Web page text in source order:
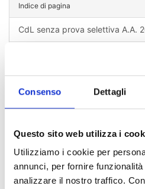
Consenso Dettagli
Questo sito web utilizza i
Utilizziamo i cookie per
annunci, per fornire
analizzare il nostro traffico.
Indice di pagina
CdL senza prova selettiva A.A.
Corsi di Laurea / Laurea
Studente Iscritto
Studente Internazionale